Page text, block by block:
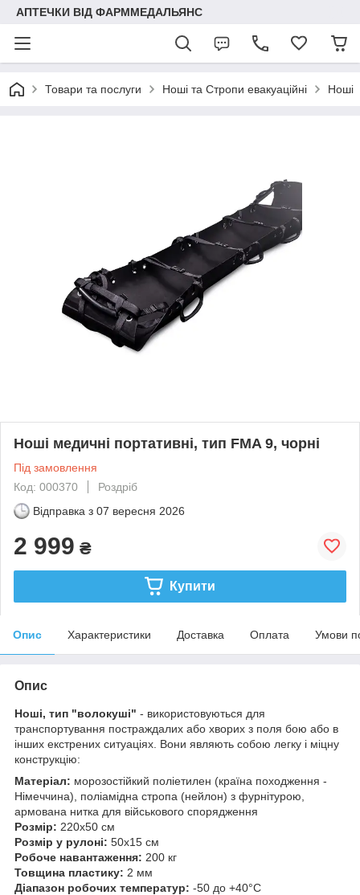
АПТЕЧКИ ВІД ФАРММЕДАЛЬЯНС
Товари та послуги Ноші та Стропи евакуаційні Ноші
Ноші медичні портативні, тип FMA 9, чорні
Під замовлення
Код: 000370
Роздріб
Відправка з 07 вересня 2026
2 999 ₴
Купити
Опис Характеристики Доставка Оплата Умови
Опис
Ноші, тип "волокуші" - використовуються для
транспортування постраждалих або хворих з поля бою або в
інших екстрених ситуаціях. Вони являють собою легку і міцну
конструкцію:
Матеріал: морозостійкий поліетилен (країна походження -
Німеччина), поліамідна стропа (нейлон) з фурнітурою,
армована нитка для військового спорядження
Розмір: 220х50 см
Розмір у рулоні: 50х15 см
Робоче навантаження: 200 кг
Товщина пластику: 2 мм
Діапазон робочих температур: -50 до +40°C